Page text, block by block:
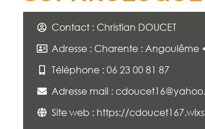
Contact : Christian DOUCET
Adresse : Charente : Angoulême
Téléphone : 06 23 00 81 87
Adresse mail :
Site web : https://